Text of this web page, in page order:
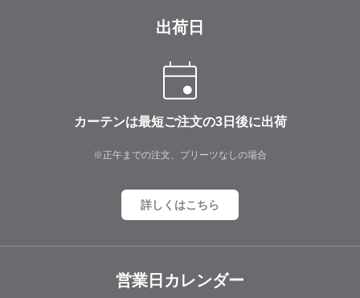
出荷日
カーテンは最短ご注文の3日後に出荷
※正午までの注文、プリーツなしの場合
詳しくはこちら
営業日カレンダー